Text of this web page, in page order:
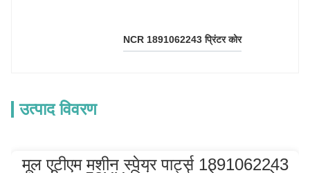
NCR 1891062243 प्रिंटर कोर
उत्पाद विवरण
मूल एटीएम मशीन स्पेयर पार्ट्स 1891062243